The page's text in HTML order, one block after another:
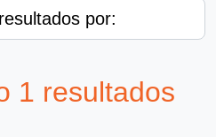
por:
1 resultados